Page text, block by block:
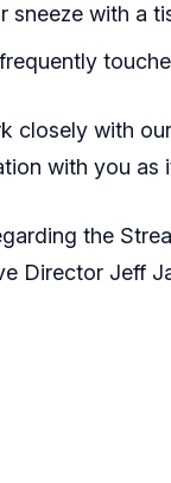
sneeze with a
closely with
with you as
the
Director Jeff